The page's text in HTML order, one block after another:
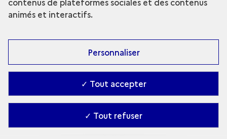
animés et interactifs.
Personnaliser
✓ Tout accepter
✓ Tout refuser